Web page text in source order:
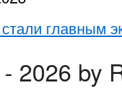
главным
2026 by